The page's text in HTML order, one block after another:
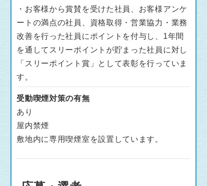
・お客様から賞賛を受けた社員、お客様アンケ
ートの満点の社員、資格取得・営業協力・業務
改善を行った社員にポイントを付与し、1年間
を通してスリーポイントが貯まった社員に対し
「スリーポイント賞」として表彰を行っていま
す。
受動喫煙対策の有無
あり
屋内禁煙
敷地内に専用喫煙室を設置しています。